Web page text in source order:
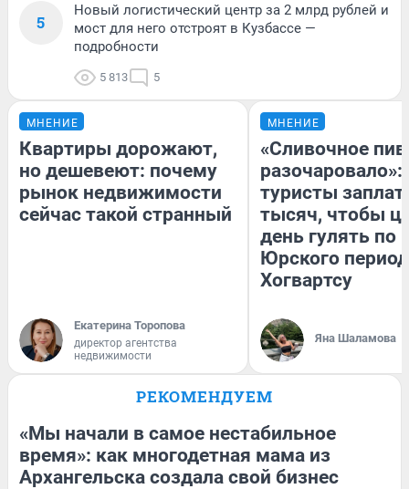
5
Новый логистический центр за 2 млрд рублей и
мост для него отстроят в Кузбассе —
подробности
5 813 5
МНЕНИЕ
Квартиры дорожают,
но дешевеют: почему
рынок недвижимости
сейчас такой странный
Екатерина Торопова
директор агентства
недвижимости
МНЕНИЕ
«Сливочное
разочаровало»:
туристы
тысяч, чтобы
день гулять по
Юрского
Хогвартсу
Яна Шаламова
РЕКОМЕНДУЕМ
«Мы начали в самое нестабильное
время»: как многодетная мама из
Архангельска создала свой бизнес